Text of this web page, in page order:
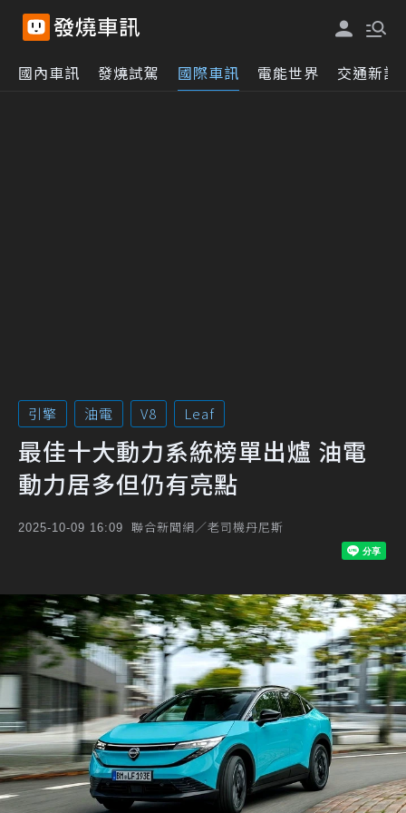
國內車訊 發燒試駕 國際車訊 電能世界 交通新訊
引擎 油電 V8 Leaf
最佳十大動力系統榜單出爐 油電
動力居多但仍有亮點
2025-10-09 16:09 聯合新聞網／老司機丹尼斯